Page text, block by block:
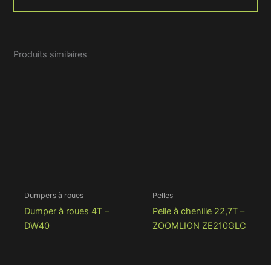
Produits similaires
Dumpers à roues
Dumper à roues 4T –
DW40
Pelles
Pelle à chenille 22,7T –
ZOOMLION ZE210GLC